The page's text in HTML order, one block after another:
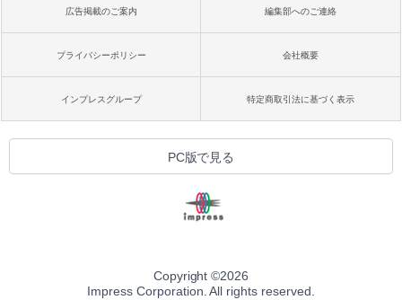
広告掲載のご案内 編集部へのご連絡
プライバシーポリシー 会社概要
インプレスグループ 特定商取引法に基づく表示
PC版で見る
Copyright ©2026
Impress Corporation. All rights reserved.